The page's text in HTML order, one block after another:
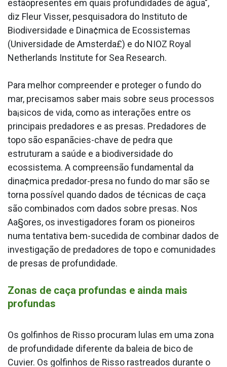
estãopresentes em quais profundidades de água",
diz Fleur Visser, pesquisadora do Instituto de
Biodiversidade e Dina¢mica de Ecossistemas
(Universidade de Amsterda£) e do NIOZ Royal
Netherlands Institute for Sea Research.
Para melhor compreender e proteger o fundo do
mar, precisamos saber mais sobre seus processos
ba¡sicos de vida, como as interações entre os
principais predadores e as presas. Predadores de
topo são espanãcies-chave de pedra que
estruturam a saúde e a biodiversidade do
ecossistema. A compreensão fundamental da
dina¢mica predador-presa no fundo do mar são se
torna possí­vel quando dados de técnicas de caça
são combinados com dados sobre presas. Nos
Aa§ores, os investigadores foram os pioneiros
numa tentativa bem-sucedida de combinar dados de
investigação de predadores de topo e comunidades
de presas de profundidade.
Zonas de caça profundas e ainda mais
profundas
Os golfinhos de Risso procuram lulas em uma zona
de profundidade diferente da baleia de bico de
Cuvier. Os golfinhos de Risso rastreados durante o